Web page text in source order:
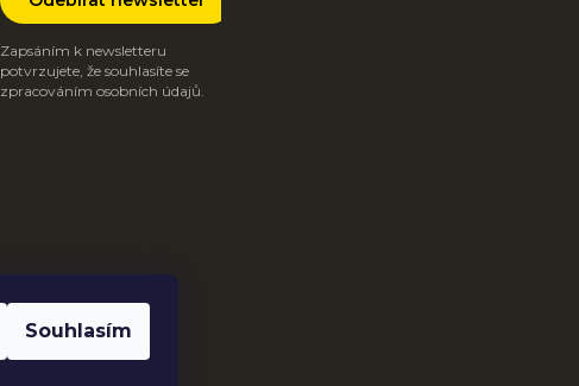
Souhlasím
Zapsáním k newsletteru
potvrzujete, že souhlasíte se
zpracováním osobních údajů.